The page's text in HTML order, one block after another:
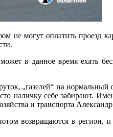
могут оплатить проезд
в данное время ехать
„газелей“ на
наличку себе забирают.
и транспорта
возвращаются в регион,